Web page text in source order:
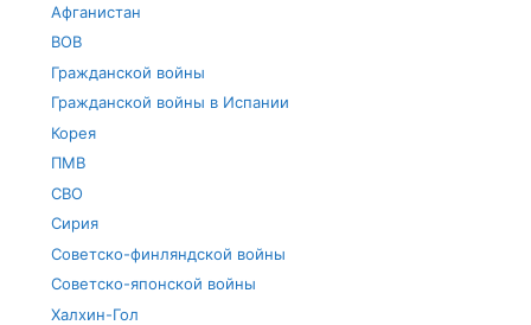
Афганистан
ВОВ
Гражданской войны
Гражданской войны в Испании
Корея
ПМВ
СВО
Сирия
Советско-финляндской войны
Советско-японской войны
Халхин-Гол